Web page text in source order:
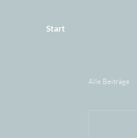
Start
Alle Beiträge